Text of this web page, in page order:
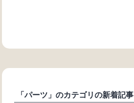
「パーツ」のカテゴリの新着記事